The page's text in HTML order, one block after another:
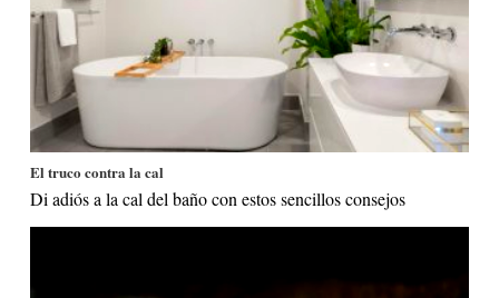
El truco contra la cal
Di adiós a la cal del baño con estos sencillos consejos